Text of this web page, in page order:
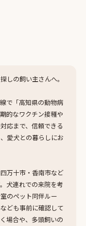
しの飼い主さんへ。
で「高知県の動物病
的なワクチン接種や
応まで、信頼できる
愛犬との暮らしにお
万十市・香南市など
犬連れでの来院を考
のペット同伴ルー
ども事前に確認して
場合や、多頭飼いの